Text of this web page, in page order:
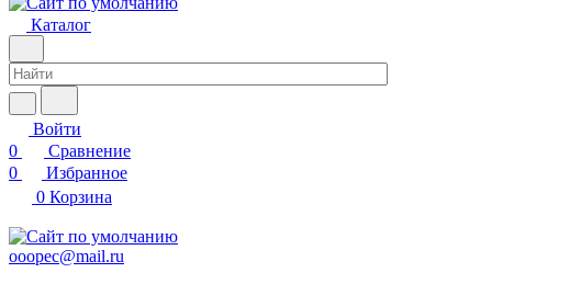
Каталог
Войти
0
Сравнение
0
Избранное
0 Корзина
ooopec@mail.ru